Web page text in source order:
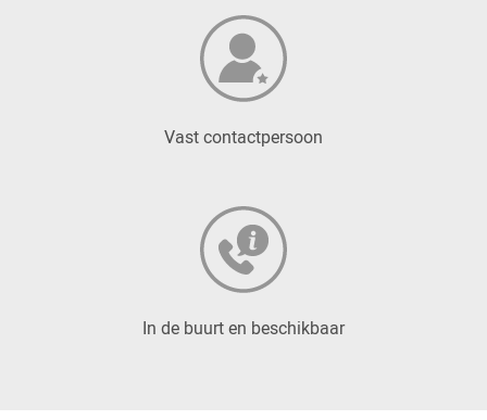
Vast contactpersoon
In de buurt en beschikbaar